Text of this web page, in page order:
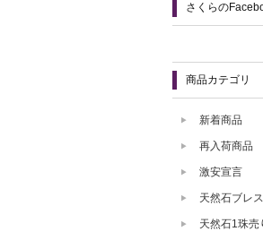
さくらの
商品カテゴリ
新着商品
再入荷商品
激安宣言
天然石ブレ
天然石1珠売